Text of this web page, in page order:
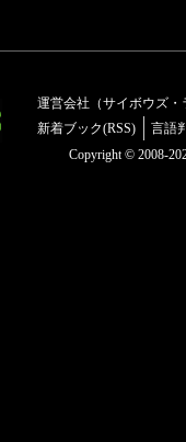
運営会社（サイボウズ・
新着ブック(RSS)
言語
Copyright © 2008-